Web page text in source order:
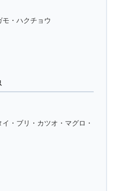
・ハクチョウ
・ブリ・カツオ・マグロ・